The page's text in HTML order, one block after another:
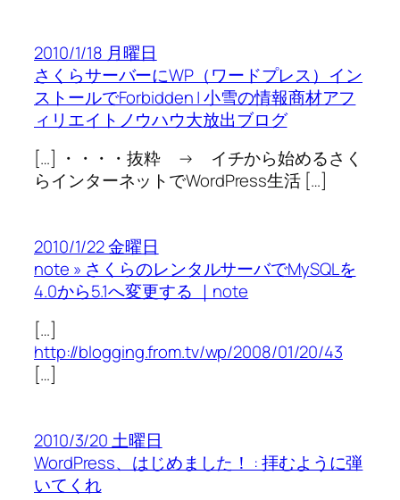
2010/1/18 月曜日
さくらサーバーにWP（ワードプレス）イン
ストールでForbidden | 小雪の情報商材アフ
ィリエイトノウハウ大放出ブログ
[…] ・・・・抜粋 → イチから始めるさく
らインターネットでWordPress生活 […]
2010/1/22 金曜日
note » さくらのレンタルサーバでMySQLを
4.0から5.1へ変更する ｜note
[…]
http://blogging.from.tv/wp/2008/01/20/43
[…]
2010/3/20 土曜日
WordPress、はじめました！ : 拝むように弾
いてくれ